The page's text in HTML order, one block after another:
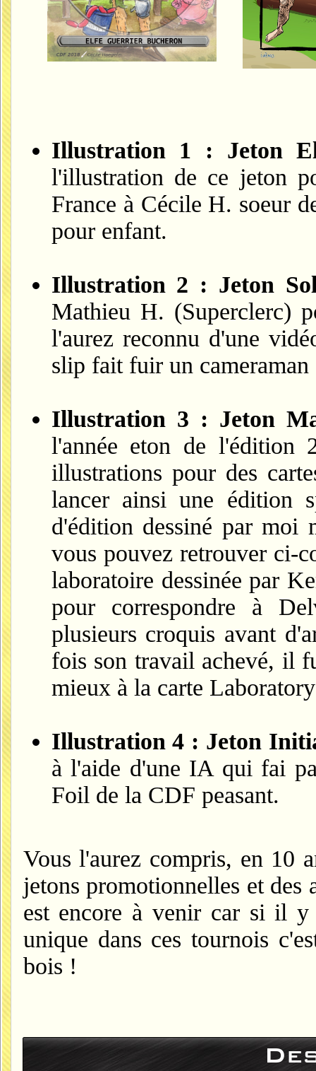
Illustration 1 : Jeton
l'illustration de ce jeton
France à Cécile H. soeur
pour enfant.
Illustration 2 : Jeton
Mathieu H. (Superclerc)
l'aurez reconnu d'une
slip fait fuir un
Illustration 3 : Jeton
l'année eton de l'édition
illustrations pour des
lancer ainsi une édition
d'édition dessiné par moi
vous pouvez retrouver ci-
laboratoire dessinée par
pour correspondre à
plusieurs croquis avant
fois son travail achevé, il
mieux à la carte
Illustration 4 : Jeton
à l'aide d'une IA qui fai
Foil de la CDF peasant.
Vous l'aurez compris, en 10
jetons promotionnelles et des
est encore à venir car si il y
unique dans ces tournois
bois !